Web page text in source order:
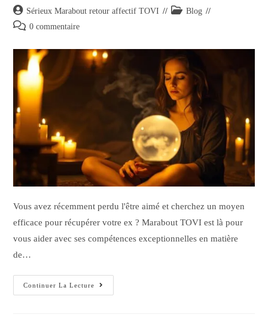
Sérieux Marabout retour affectif TOVI
Blog
0 commentaire
Vous avez récemment perdu l'être aimé et cherchez un moyen
efficace pour récupérer votre ex ? Marabout TOVI est là pour
vous aider avec ses compétences exceptionnelles en matière
de…
Continuer La Lecture